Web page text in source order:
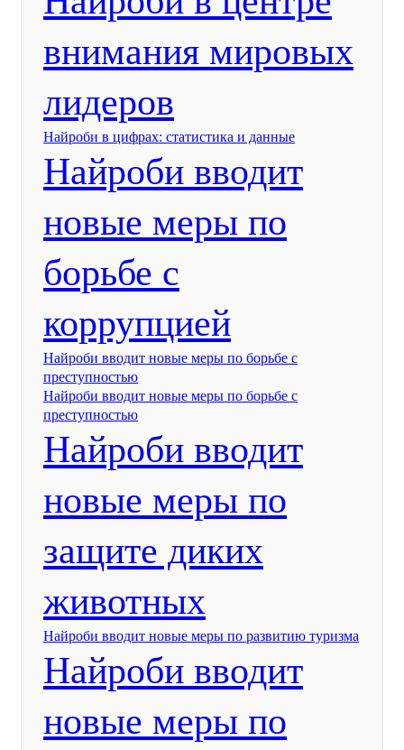
внимания мировых
лидеров
Найроби в цифрах: статистика и данные
Найроби вводит
новые меры по
борьбе с
коррупцией
Найроби вводит новые меры по борьбе с
преступностью
Найроби вводит новые меры по борьбе с
преступностью
Найроби вводит
новые меры по
защите диких
животных
Найроби вводит новые меры по развитию туризма
Найроби вводит
новые меры по